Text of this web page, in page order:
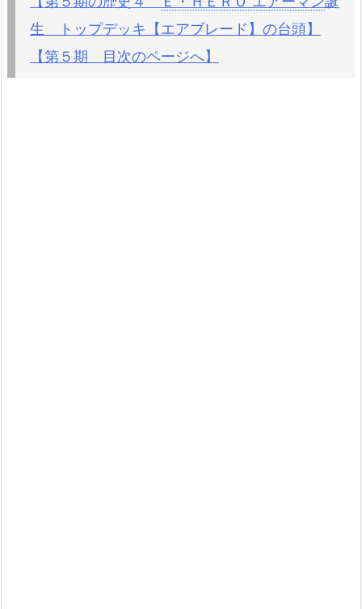
生 トップデッキ【エアブレード】の台頭】
【第５期 目次のページへ】